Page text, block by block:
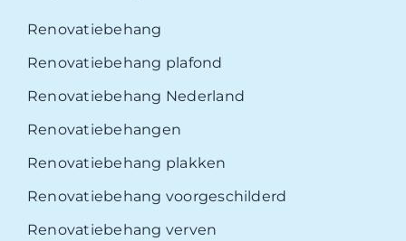
Renovatiebehang
Renovatiebehang plafond
Renovatiebehang Nederland
Renovatiebehangen
Renovatiebehang plakken
Renovatiebehang voorgeschilderd
Renovatiebehang verven